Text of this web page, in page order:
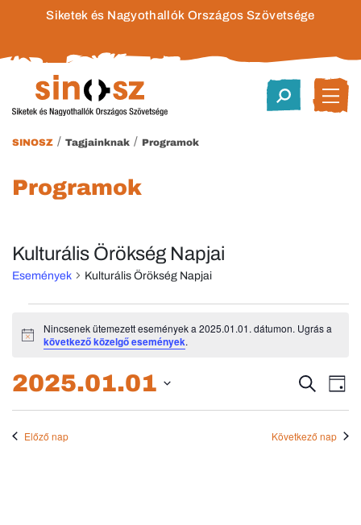
Siketek és Nagyothallók Országos Szövetsége
SINOSZ / Tagjainknak / Programok
Programok
Kulturális Örökség Napjai
Események Kulturális Örökség Napjai
Események
for
2025.01.01.
Notice
Nincsenek ütemezett események a 2025.01.01. dátumon. Ugrás a
következő közelgő események.
és
Keresett
kifejezés
Nap
2025.01.01
Előző nap
Következő nap